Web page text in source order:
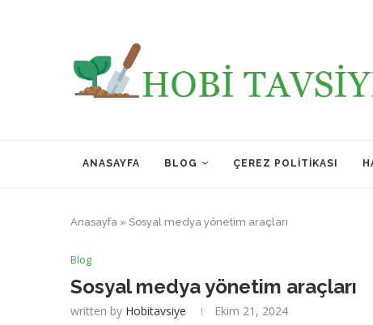
ANASAYFA BLOG ÇEREZ POLITIKASI
Anasayfa » Sosyal medya yönetim araçları
Blog
Sosyal medya yönetim araçları
written by Hobitavsiye Ekim 21, 2024